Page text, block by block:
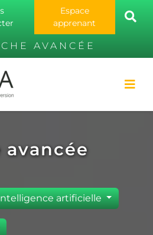
Espace
apprenant
AVANCÉE
avancée
artificielle